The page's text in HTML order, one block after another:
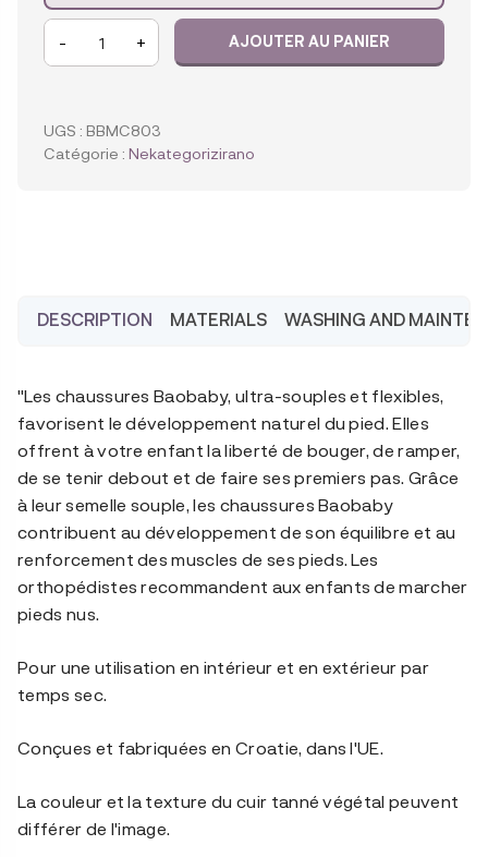
quantité
pour
enfants
Baobaby,
- + AJOUTER AU PANIER
UGS : BBMC803
Catégorie : Nekategorizirano
DESCRIPTION MATERIALS WASHING AND
"Les chaussures Baobaby, ultra-souples et flexibles,
favorisent le développement naturel du pied. Elles
offrent à votre enfant la liberté de bouger, de ramper,
de se tenir debout et de faire ses premiers pas. Grâce
à leur semelle souple, les chaussures Baobaby
contribuent au développement de son équilibre et au
renforcement des muscles de ses pieds. Les
orthopédistes recommandent aux enfants de marcher
pieds nus.
Pour une utilisation en intérieur et en extérieur par
temps sec.
Conçues et fabriquées en Croatie, dans l'UE.
La couleur et la texture du cuir tanné végétal peuvent
différer de l'image.